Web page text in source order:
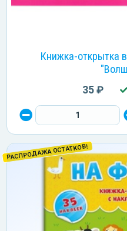
Книжка-открытка
35 ₽
РАСПРОДАЖА ОСТАТКОВ!